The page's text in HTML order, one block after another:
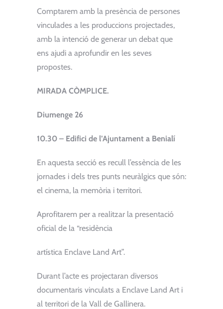
Comptarem amb la presència de persones
vinculades a les produccions projectades,
amb la intenció de generar un debat que
ens ajudi a aprofundir en les seves
propostes.
MIRADA CÒMPLICE.
Diumenge 26
10.30 – Edifici de l’Ajuntament a Benialí
En aquesta secció es recull l’essència de les
jornades i dels tres punts neuràlgics que són:
el cinema, la memòria i territori.
Aprofitarem per a realitzar la presentació
oficial de la “residència
artística Enclave Land Art”.
Durant l’acte es projectaran diversos
documentaris vinculats a Enclave Land Art i
al territori de la Vall de Gallinera.